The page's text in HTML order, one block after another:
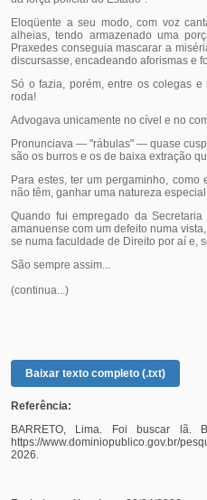
Eloqüente a seu modo, com voz
alheias, tendo armazenado uma
Praxedes conseguia mascarar a
discursasse, encadeando aforismas e
Só o fazia, porém, entre os colegas
roda!
Advogava unicamente no cível e no
Pronunciava — "rábulas" — quase
são os burros e os de baixa extração
Para estes, ter um pergaminho,
não têm, ganhar uma natureza
Quando fui empregado da
amanuense com um defeito numa
se numa faculdade de Direito por aí e,
São sempre assim...
(continua...)
Baixar texto completo (.txt)
Referência:
BARRETO, Lima. Foi buscar lã.
https://www.dominiopublico.gov.br/
2026.